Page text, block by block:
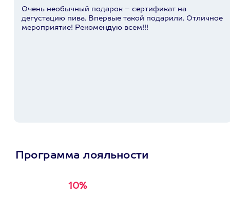
Очень необычный подарок – сертификат на
дегустацию пива. Впервые такой подарили. Отличное
мероприятие! Рекомендую всем!!!
Программа лояльности
10%